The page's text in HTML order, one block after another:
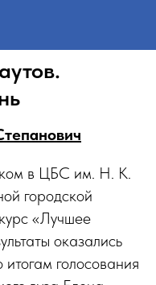
в ЦБС им. Н. К.
городской
«Лучшее
оказались
голосования